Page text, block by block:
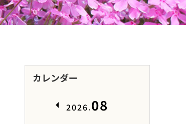
カレンダー
2026.08